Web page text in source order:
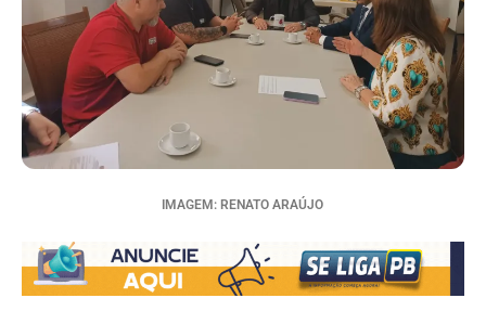
IMAGEM: RENATO ARAÚJO